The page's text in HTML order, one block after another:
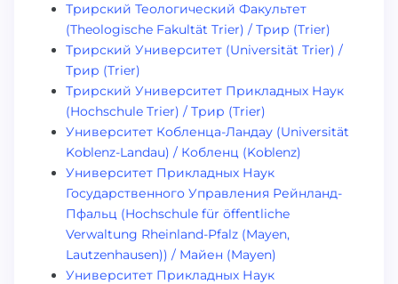
Трирский Теологический Факультет
(Theologische Fakultät Trier) / Трир (Trier)
Трирский Университет (Universität Trier) /
Трир (Trier)
Трирский Университет Прикладных Наук
(Hochschule Trier) / Трир (Trier)
Университет Кобленца-Ландау (Universität
Koblenz-Landau) / Кобленц (Koblenz)
Университет Прикладных Наук
Государственного Управления Рейнланд-
Пфальц (Hochschule für öffentliche
Verwaltung Rheinland-Pfalz (Mayen,
Lautzenhausen)) / Майен (Mayen)
Университет Прикладных Наук